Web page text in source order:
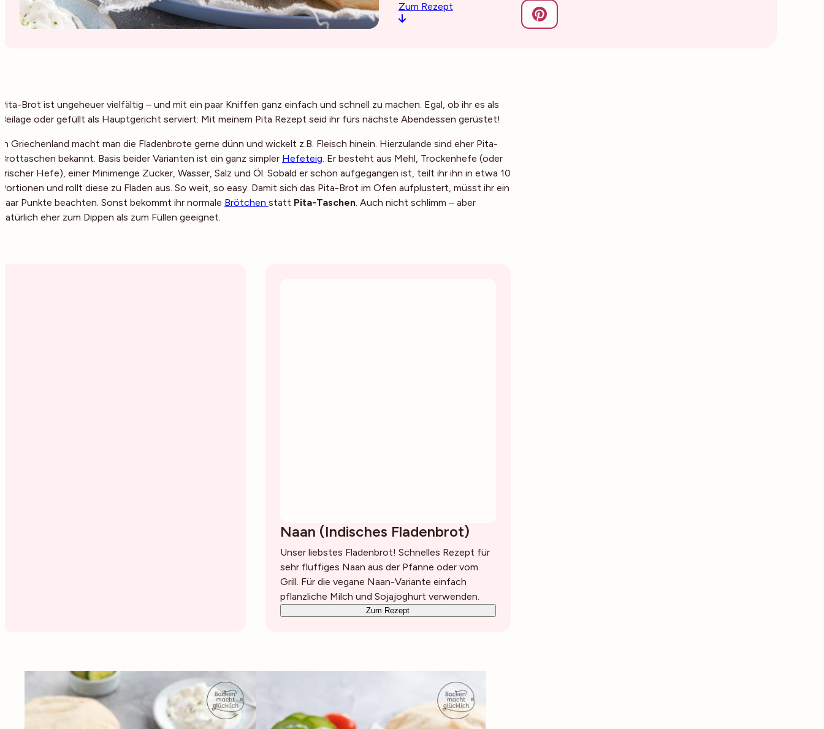
Zum Rezept
Pita-Brot ist ungeheuer vielfältig – und mit ein paar Kniffen ganz einfach und schnell zu machen. Egal, ob ihr es als
Beilage oder gefüllt als Hauptgericht serviert: Mit meinem Pita Rezept seid ihr fürs nächste Abendessen gerüstet!
In Griechenland macht man die Fladenbrote gerne dünn und wickelt z.B. Fleisch hinein. Hierzulande sind eher Pita-
Brottaschen bekannt. Basis beider Varianten ist ein ganz simpler Hefeteig. Er besteht aus Mehl, Trockenhefe (oder
frischer Hefe), einer Minimenge Zucker, Wasser, Salz und Öl. Sobald er schön aufgegangen ist, teilt ihr ihn in etwa 10
Portionen und rollt diese zu Fladen aus. So weit, so easy. Damit sich das Pita-Brot im Ofen aufplustert, müsst ihr ein
paar Punkte beachten. Sonst bekommt ihr normale Brötchen statt Pita-Taschen. Auch nicht schlimm – aber
natürlich eher zum Dippen als zum Füllen geeignet.
Naan (Indisches Fladenbrot)
Unser liebstes Fladenbrot! Schnelles Rezept für
sehr fluffiges Naan aus der Pfanne oder vom
Grill. Für die vegane Naan-Variante einfach
pflanzliche Milch und Sojajoghurt verwenden.
Zum Rezept